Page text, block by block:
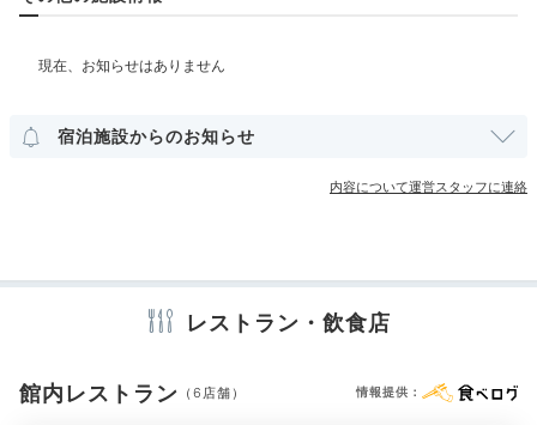
18:00
ムードたっぷりの
洋室
スイート インターネット利用可能
クリーニングサービス
冷蔵庫 ミニバー
スリッパ
セーフティボックス
洗浄機付トイレ バスローブ
シャワーキャップ
入浴剤 バスタオル ドライヤー
お茶セット
電気ポット
宿泊施設からのお知らせ
内容について運営スタッフに連絡
レストラン・飲食店
館内レストラン （6店舗） 情報提供：